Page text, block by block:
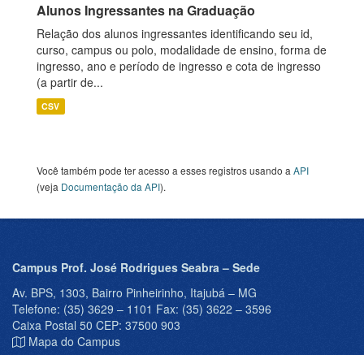
Alunos Ingressantes na Graduação
Relação dos alunos ingressantes identificando seu id,
curso, campus ou polo, modalidade de ensino, forma de
ingresso, ano e período de ingresso e cota de ingresso
(a partir de...
CSV
Você também pode ter acesso a esses registros usando a API
(veja Documentação da API).
Campus Prof. José Rodrigues Seabra – Sede
Av. BPS, 1303, Bairro Pinheirinho, Itajubá – MG
Telefone: (35) 3629 – 1101 Fax: (35) 3622 – 3596
Caixa Postal 50 CEP: 37500 903
Mapa do Campus